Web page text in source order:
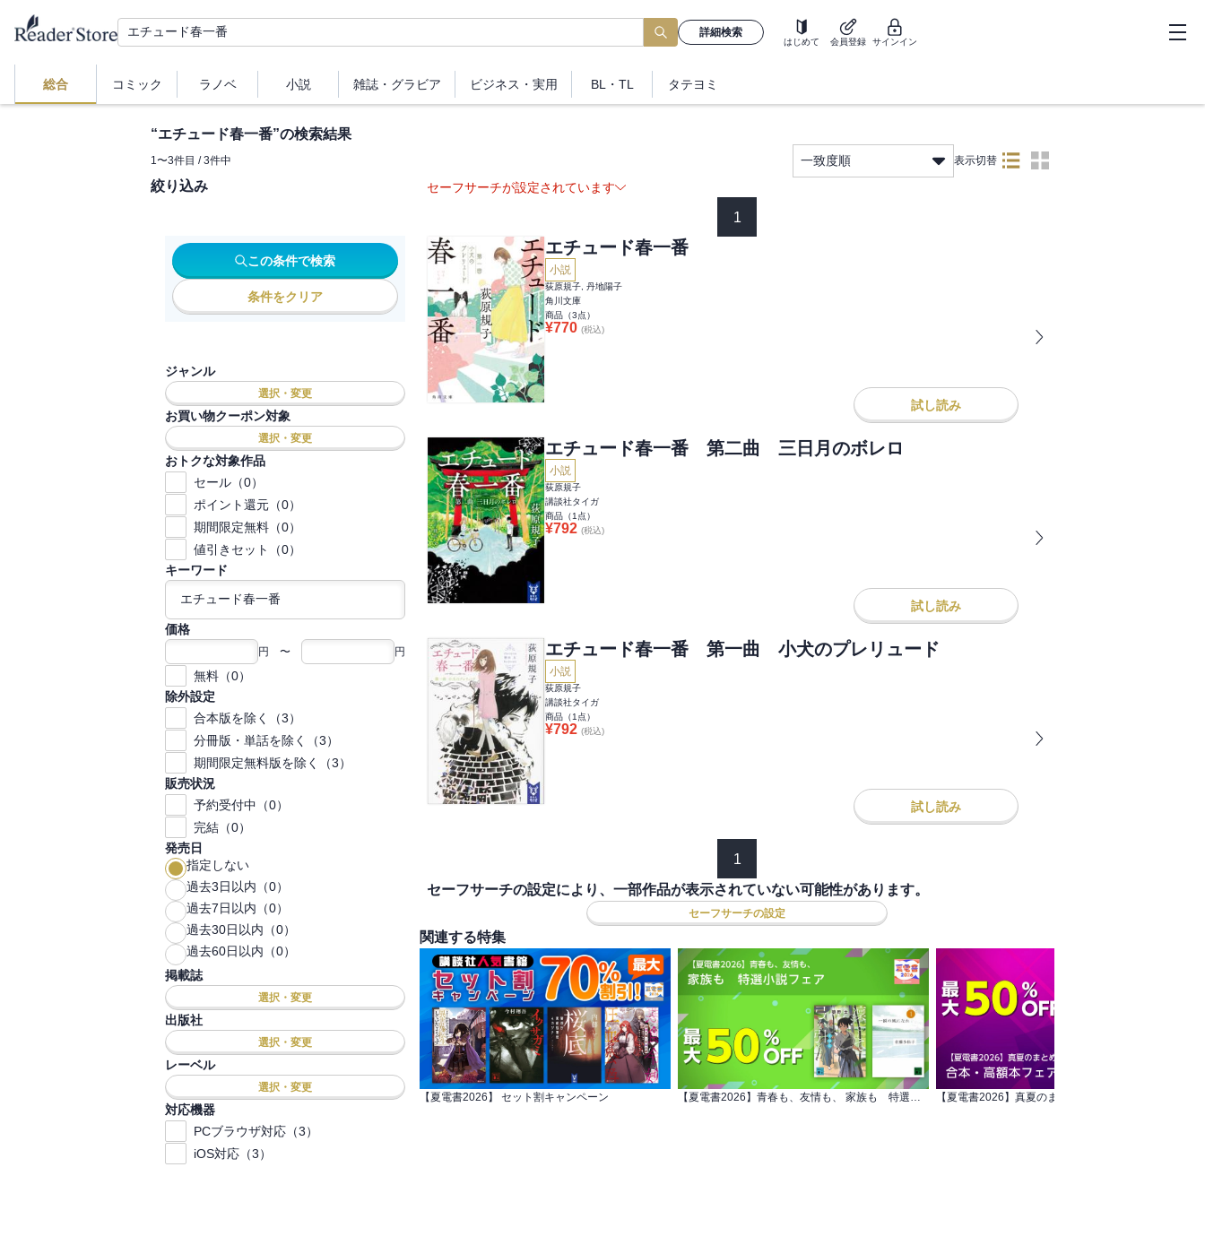
詳細検索
はじめて 会員登録 サインイン
総合 コミック ラノベ 小説 雑誌・ グラビア ビジネス ・実用 BL・TL タテヨミ
“エチュード春一番”の検索結果
1〜3件目 / 3件中 一致度順 表示切替
絞り込み
この条件で検索
条件をクリア
ジャンル
選択・変更
お買い物クーポン対象
選択・変更
おトクな対象作品
セール（0）
ポイント還元（0）
期間限定無料（0）
値引きセット（0）
キーワード
価格
円 〜 円
無料（0）
除外設定
合本版を除く（3）
分冊版・単話を除く（3）
期間限定無料版を除く（3）
販売状況
予約受付中（0）
完結（0）
発売日
指定しない
過去3日以内（0）
過去7日以内（0）
過去30日以内（0）
過去60日以内（0）
掲載誌
選択・変更
出版社
選択・変更
レーベル
選択・変更
対応機器
PCブラウザ対応（3）
iOS対応（3）
セーフサーチが設定されています
1
エチュード春一番
小説
荻原規子, 丹地陽子
角川文庫
商品（3点）
¥770 (税込)
試し読み
エチュード春一番 第二曲 三日月のボレロ
小説
荻原規子
講談社タイガ
商品（1 点）
¥792 (税込)
試し読み
エチュード春一番 第一曲 小犬のプレリュード
小説
荻原規子
講談社タイガ
商品（1 点）
¥792 (税込)
試し読み
1
セーフサーチの設定により、一部作品が表示されていない可能性があります。
セーフサーチの設定
関連する特集
【夏電書2026】 セット割キャンペーン 【夏電書2026】青春も、友情も、 家族も 特選小説フェア